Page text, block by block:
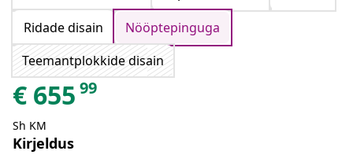
Ridade disain
Nööptepinguga
Teemantplokkide disain
€ 655 99
Sh KM
Kirjeldus